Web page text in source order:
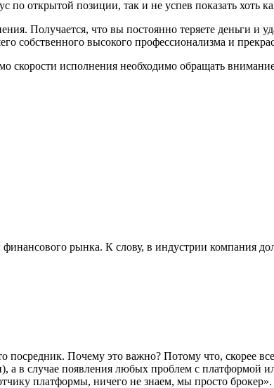
по открытой позиции, так и не успев показать хоть
Получается, что вы постоянно теряете деньги и
собственного высокого профессионализма и
скорости исполнения необходимо обращать
рынка. К слову, в индустрии компания
Почему это важно? Потому что, скорее
в случае появления любых проблем с платформой
платформы, ничего не знаем, мы просто брокер».